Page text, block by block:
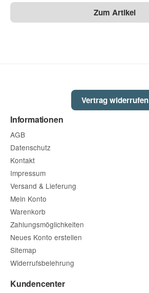
Zum Artikel
Vertrag widerrufen
Informationen
AGB
Datenschutz
Kontakt
Impressum
Versand & Lieferung
Mein Konto
Warenkorb
Zahlungsmöglichkeiten
Neues Konto erstellen
Sitemap
Widerrufsbelehrung
Kundencenter